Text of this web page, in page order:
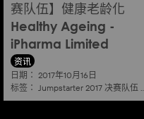
赛队伍】健康老龄化
Healthy Ageing -
iPharma Limited
资讯
日期： 2017年10月16日
标签： Jumpstarter 2017 决赛队伍